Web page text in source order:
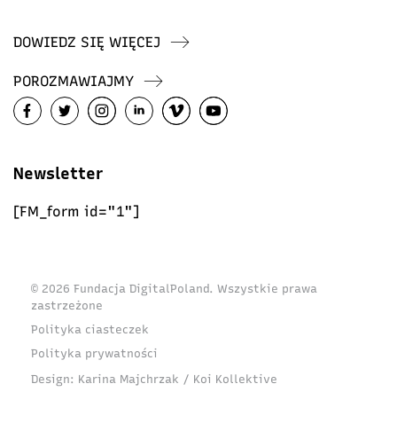
DOWIEDZ SIĘ WIĘCEJ
POROZMAWIAJMY
Newsletter
[FM_form id="1"]
© 2026 Fundacja DigitalPoland. Wszystkie prawa
zastrzeżone
Polityka ciasteczek
Polityka prywatności
Design: Karina Majchrzak / Koi Kollektive